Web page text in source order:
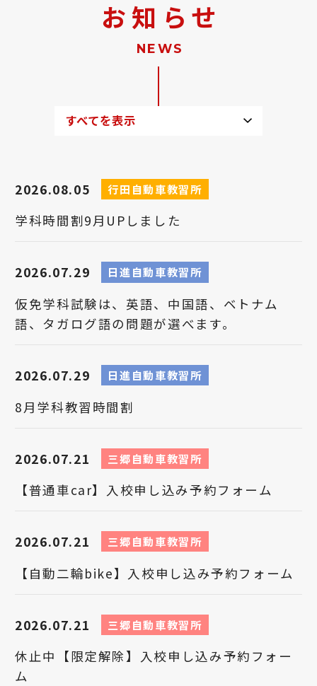
お知らせ
NEWS
すべてを表示
2026.08.05 行田自動車教習所
学科時間割9月UPしました
2026.07.29 日進自動車教習所
仮免学科試験は、英語、中国語、ベトナム
語、タガログ語の問題が選べます。
2026.07.29 日進自動車教習所
8月学科教習時間割
2026.07.21 三郷自動車教習所
【普通車car】入校申し込み予約フォーム
2026.07.21 三郷自動車教習所
【自動二輪bike】入校申し込み予約フォーム
2026.07.21 三郷自動車教習所
休止中【限定解除】入校申し込み予約フォー
ム